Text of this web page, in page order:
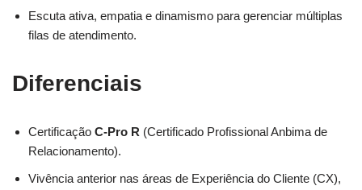
Escuta ativa, empatia e dinamismo para gerenciar múltiplas
filas de atendimento.
Diferenciais
Certificação C-Pro R (Certificado Profissional Anbima de
Relacionamento).
Vivência anterior nas áreas de Experiência do Cliente (CX),